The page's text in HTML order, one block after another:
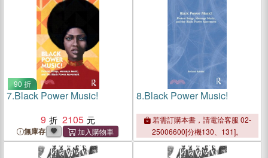
90 折
7.Black Power Music!
9
2105
無庫存
8.Black Power Music!
若需訂購本書，請電洽客服 02-
25006600[分機130、131]。